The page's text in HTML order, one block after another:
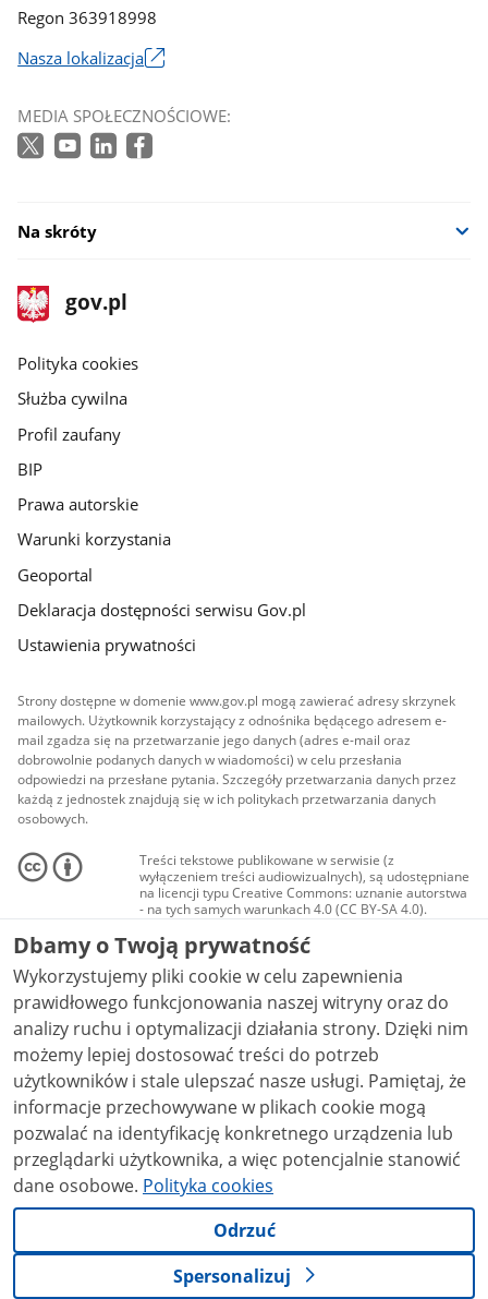
Regon 363918998
Nasza lokalizacja
się
w
MEDIA SPOŁECZNOŚCIOWE:
Na skróty
stopka
gov.pl
Strona
gov.pl
gov.pl
Polityka cookies
Służba cywilna
Profil zaufany
BIP
Prawa autorskie
Warunki korzystania
Geoportal
Deklaracja dostępności serwisu Gov.pl
Ustawienia prywatności
Strony dostępne w domenie www.gov.pl mogą zawierać adresy skrzynek
mailowych. Użytkownik korzystający z odnośnika będącego adresem e-
mail zgadza się na przetwarzanie jego danych (adres e-mail oraz
dobrowolnie podanych danych w wiadomości) w celu przesłania
odpowiedzi na przesłane pytania. Szczegóły przetwarzania danych przez
każdą z jednostek znajdują się w ich politykach przetwarzania danych
osobowych.
Treści tekstowe publikowane w serwisie (z
wyłączeniem treści audiowizualnych), są udostępniane
na licencji typu Creative Commons: uznanie autorstwa
- na tych samych warunkach 4.0 (CC BY-SA 4.0).
Materiały audiowizualne, w tym zdjęcia, materiały
audio i wideo, są udostępniane na licencji typu
Creative Commons: uznanie autorstwa użycie
niekomercyjne - bez utworów zależnych 4.0 (CC BY-
NC-ND 4.0), o ile nie jest to stwierdzone inaczej.
Dbamy o Twoją prywatność
Wykorzystujemy pliki cookie w celu zapewnienia
prawidłowego funkcjonowania naszej witryny oraz do
analizy ruchu i optymalizacji działania strony. Dzięki nim
możemy lepiej dostosować treści do potrzeb
użytkowników i stale ulepszać nasze usługi. Pamiętaj, że
informacje przechowywane w plikach cookie mogą
pozwalać na identyfikację konkretnego urządzenia lub
przeglądarki użytkownika, a więc potencjalnie stanowić
dane osobowe. Polityka cookies
Odrzuć
Spersonalizuj